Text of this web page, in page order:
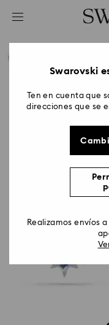
Accesskeys list
2 - FooterSwarovski
Ten en cuenta que
direcciones que se
Realizamos envíos